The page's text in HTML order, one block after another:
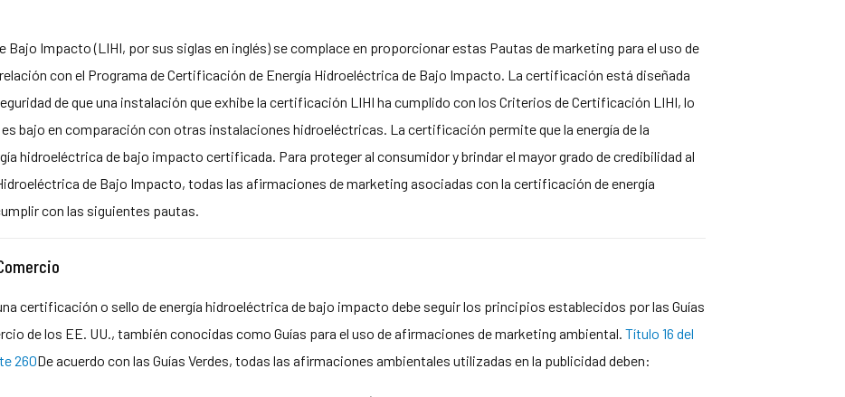
Bajo Impacto (LIHI, por sus siglas en inglés) se complace en proporcionar estas Pautas de marketing para el uso de
con el Programa de Certificación de Energía Hidroeléctrica de Bajo Impacto. La certificación está diseñada
de que una instalación que exhibe la certificación LIHI ha cumplido con los Criterios de Certificación LIHI, lo
bajo en comparación con otras instalaciones hidroeléctricas. La certificación permite que la energía de la
hidroeléctrica de bajo impacto certificada. Para proteger al consumidor y brindar el mayor grado de credibilidad al
de Bajo Impacto, todas las afirmaciones de marketing asociadas con la certificación de energía
con las siguientes pautas.
certificación o sello de energía hidroeléctrica de bajo impacto debe seguir los principios establecidos por las Guías
de los EE. UU., también conocidas como Guías para el uso de afirmaciones de marketing ambiental. Título 16 del
260De acuerdo con las Guías Verdes, todas las afirmaciones ambientales utilizadas en la publicidad deben: